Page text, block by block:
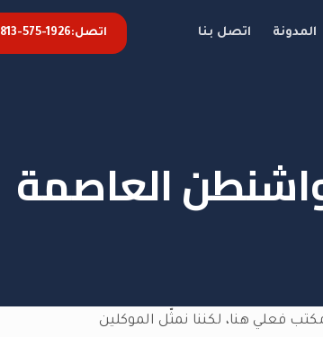
المدونة اتصل بنا اتصل:813-575-1926
العاصمة
فعلي هنا، لكننا نمثّل الموكلين